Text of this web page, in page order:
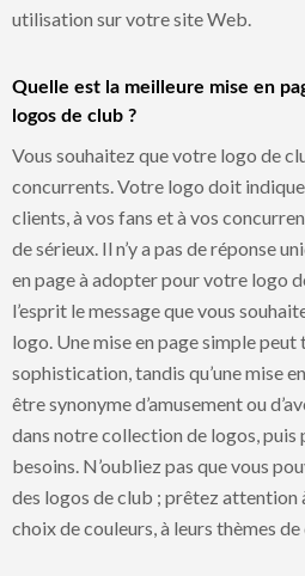
utilisation sur votre site Web.
Quelle est la meilleure mise en
logos de club ?
Vous souhaitez que votre logo de
concurrents. Votre logo doit
clients, à vos fans et à vos
de sérieux. Il n’y a pas de réponse
en page à adopter pour votre logo
l’esprit le message que vous
logo. Une mise en page simple
sophistication, tandis qu’une mise
être synonyme d’amusement ou
dans notre collection de logos, puis
besoins. N’oubliez pas que vous
des logos de club ; prêtez attention
choix de couleurs, à leurs thèmes